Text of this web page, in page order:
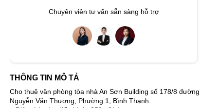
Chuyên viên tư vấn sẵn sàng hỗ trợ
THÔNG TIN MÔ TẢ
Cho thuê văn phòng tòa nhà An Sơn Building số 178/8 đường
Nguyễn Văn Thương, Phường 1, Bình Thạnh.